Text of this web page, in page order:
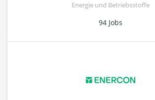
Energie und Betriebsstoffe
94 Jobs